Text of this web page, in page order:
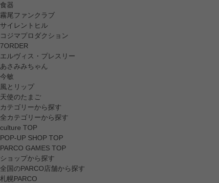
食器
霧尾ファンクラブ
サイレントヒル
コジマプロダクション
7ORDER
エルヴィス・プレスリー
あさみみちゃん
今敏
風とリップ
天使のたまご
カテゴリーから探す
全カテゴリーから探す
culture TOP
POP-UP SHOP TOP
PARCO GAMES TOP
ショップから探す
全国のPARCO店舗から探す
札幌PARCO